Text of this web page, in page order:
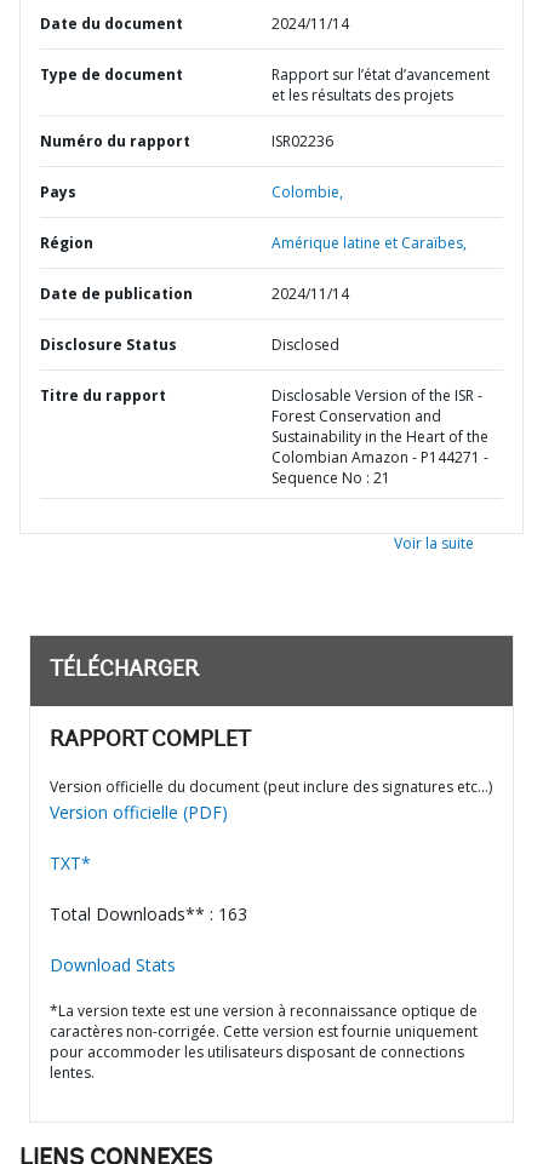
Date du document 2024/11/14
Type de document
Rapport sur l’état d’avancement
et les résultats des projets
Numéro du rapport ISR02236
Pays Colombie,
Région Amérique latine et Caraïbes,
Date de publication 2024/11/14
Disclosure Status Disclosed
Titre du rapport
Disclosable Version of the ISR -
Forest Conservation and
Sustainability in the Heart of the
Colombian Amazon - P144271 -
Sequence No : 21
Voir la suite
TÉLÉCHARGER
RAPPORT COMPLET
Version officielle du document (peut inclure des signatures etc…)
Version officielle (PDF)
TXT*
Total Downloads** : 163
Download Stats
*La version texte est une version à reconnaissance optique de
caractères non-corrigée. Cette version est fournie uniquement
pour accommoder les utilisateurs disposant de connections
lentes.
LIENS CONNEXES